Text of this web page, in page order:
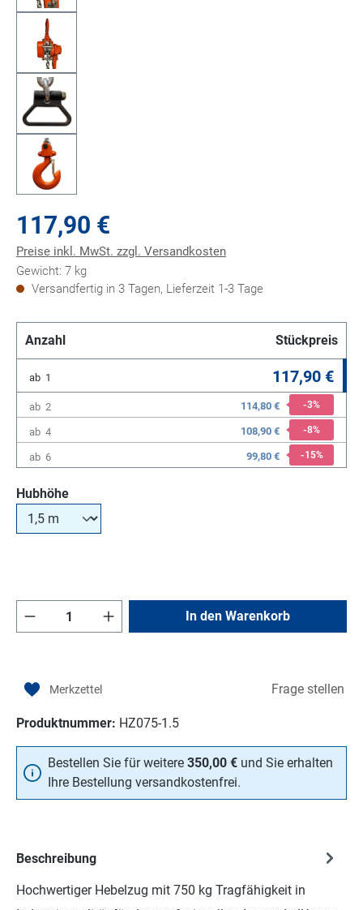
117,90 €
Preise inkl. MwSt. zzgl. Versandkosten
Gewicht: 7 kg
Versandfertig in 3 Tagen, Lieferzeit 1-3 Tage
Anzahl Stückpreis
ab 1 117,90 €
ab 2 114,80 € -3%
ab 4 108,90 € -8%
ab 6 99,80 € -15%
Hubhöheauswählen
Produkt Anzahl: Gib den gewünschten
In den Warenkorb
Frage stellen
Produktnummer: HZ075-1.5
Bestellen Sie für weitere 350,00 € und Sie erhalten
Ihre Bestellung versandkostenfrei.
Beschreibung
Hochwertiger Hebelzug mit 750 kg Tragfähigkeit in